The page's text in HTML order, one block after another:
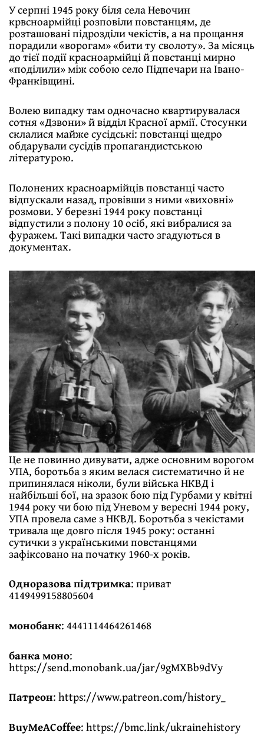
У серпні 1945 року біля села Невочин
крвсноармійці розповіли повстанцям, де
розташовані підрозділи чекістів, а на прощання
порадили «ворогам» «бити ту сволоту». За місяць
до тієї події красноармійці й повстанці мирно
«поділили» між собою село Підпечари на Івано-
Франківщині.
Волею випадку там одночасно квартирувалася
сотня «Дзвони» й відділ Красної армії. Стосунки
склалися майже сусідські: повстанці щедро
обдарували сусідів пропагандистською
літературою.
Полонених красноармійців повстанці часто
відпускали назад, провівши з ними «виховні»
розмови. У березні 1944 року повстанці
відпустили з полону 10 осіб, які вибралися за
фуражем. Такі випадки часто згадуються в
документах.
Це не повинно дивувати, адже основним ворогом
УПА, боротьба з яким велася систематично й не
припинялася ніколи, були війська НКВД і
найбільші бої, на зразок бою під Гурбами у квітні
1944 року чи бою під Уневом у вересні 1944 року,
УПА провела саме з НКВД. Боротьба з чекістами
тривала ще довго після 1945 року: останні
сутички з українськими повстанцями
зафіксовано на початку 1960-х років.
Одноразова підтримка: приват
4149499158805604
монобанк: 4441114464261468
банка моно:
https://send.monobank.ua/jar/9gMXBb9dVy
Патреон:https://www.patreon.com/history_
BuyMeACoffee:https://bmc.link/ukrainehistory